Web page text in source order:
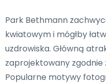
Park Bethmann
kwiatowym i mógłby
uzdrowiska. Główną
zaprojektowany zgodnie
Popularne motywy